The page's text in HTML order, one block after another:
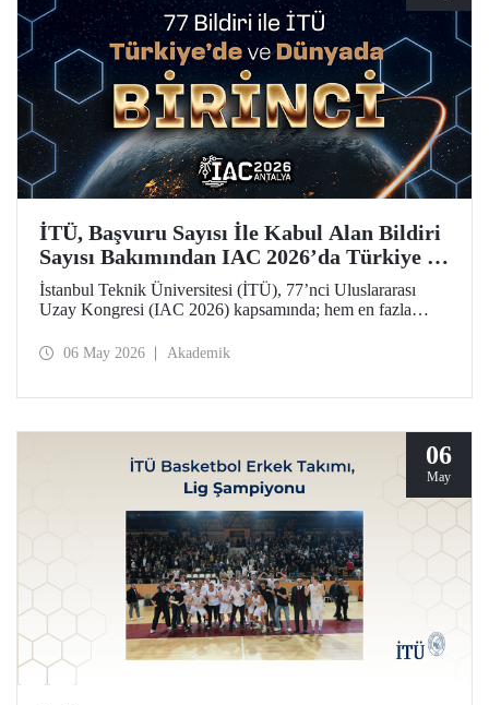
İTÜ, Başvuru Sayısı İle Kabul Alan Bildiri
Sayısı Bakımından IAC 2026’da Türkiye ve
Dünya Birincisi
İstanbul Teknik Üniversitesi (İTÜ), 77’nci Uluslararası
Uzay Kongresi (IAC 2026) kapsamında; hem en fazla
üniversite olarak Türkiye’de ve dünyada birinci sırada yer
06 May 2026 Akademik
06
May